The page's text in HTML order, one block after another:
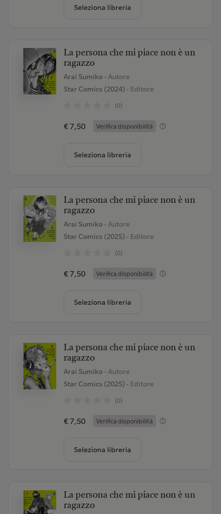
Seleziona libreria
La persona che mi piace non è un
ragazzo
Arai Sumiko - Autore
Star Comics (2024)- Editore
(0)
€ 7,50 Verifica disponibilità
Seleziona libreria
La persona che mi piace non è un
ragazzo
Arai Sumiko - Autore
Star Comics (2025)- Editore
(0)
€ 7,50 Verifica disponibilità
Seleziona libreria
La persona che mi piace non è un
ragazzo
Arai Sumiko - Autore
Star Comics (2025)- Editore
(0)
€ 7,50 Verifica disponibilità
Seleziona libreria
La persona che mi piace non è un
ragazzo